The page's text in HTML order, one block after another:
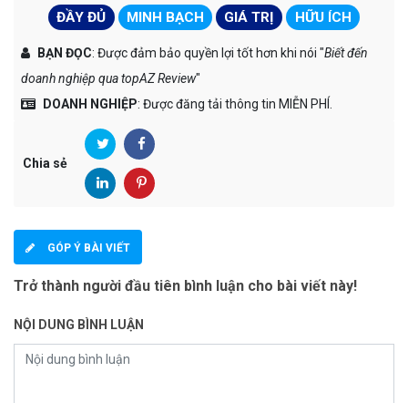
ĐẦY ĐỦ MINH BẠCH GIÁ TRỊ HỮU ÍCH
BẠN ĐỌC: Được đảm bảo quyền lợi tốt hơn khi nói "Biết đến
doanh nghiệp qua topAZ Review"
DOANH NGHIỆP: Được đăng tải thông tin MIỄN PHÍ.
Chia sẻ
GÓP Ý BÀI VIẾT
Trở thành người đầu tiên bình luận cho bài viết này!
NỘI DUNG BÌNH LUẬN